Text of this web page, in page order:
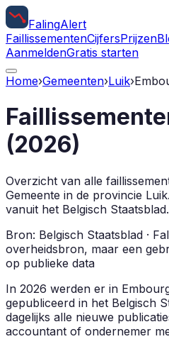
FalingAlert
FaillissementenCijfersPrijzen
AanmeldenGratis starten
Home›Gemeenten›Luik›
(2026)
Overzicht van alle
Gemeente in de provincie Luik.
vanuit het Belgisch Staatsblad.
Bron: Belgisch Staatsblad ·
overheidsbron, maar een
op publieke data
In 2026 werden er in
gepubliceerd in het Belgisch
dagelijks alle nieuwe
accountant of ondernemer